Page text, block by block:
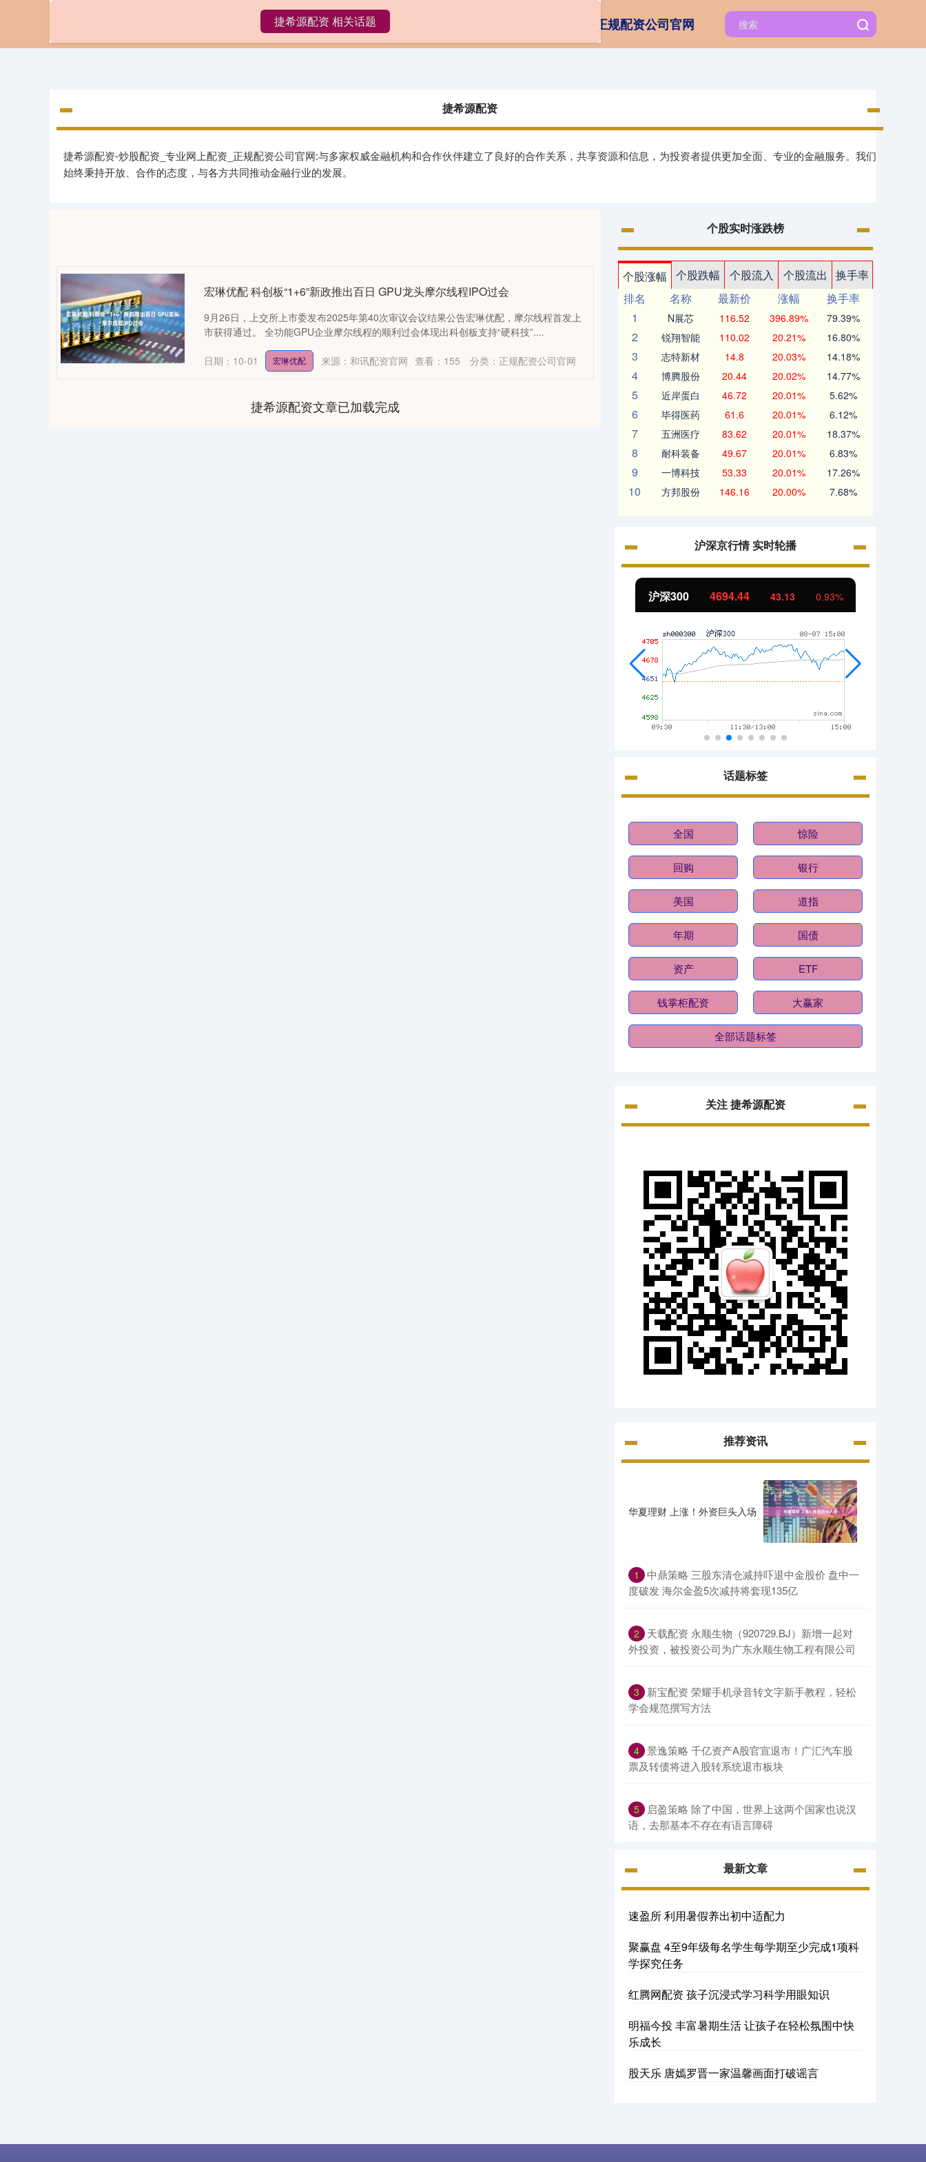
捷希源配资 正规配资公司官网
捷希源配资
捷希源配资-炒股配资_专业网上配资_正规配资公司官网:与多家权威金融机构和合作伙伴建立了良好的合作关系，共享资源和信息，为投资者提供更加全面、专业的金融服务。我们
始终秉持开放、合作的态度，与各方共同推动金融行业的发展。
捷希源配资 相关话题
宏琳优配 科创板“1+6”新政推出百日 GPU龙头摩尔线程IPO过会
9月26日，上交所上市委发布2025年第40次审议会议结果公告宏琳优配，摩尔线程首发上
市获得通过。 全功能GPU企业摩尔线程的顺利过会体现出科创板支持“硬科技”....
日期：10-01 宏琳优配 来源：和讯配资官网 查看： 155 分类： 正规配资公司官网
捷希源配资文章已加载完成
个股实时涨跌榜
个股涨幅 个股跌幅 个股流入 个股流出
换手率
排名
名称 最新价 涨幅
换手率
1
N展芯 116.52 396.89% 79.39%
2 锐翔智能 110.02 20.21% 16.80%
3 志特新材 14.8 20.03% 14.18%
4 博腾股份 20.44 20.02% 14.77%
5 近岸蛋白 46.72 20.01% 5.62%
6 毕得医药 61.6 20.01% 6.12%
7 五洲医疗 83.62 20.01% 18.37%
8 耐科装备 49.67 20.01% 6.83%
9 一博科技 53.33 20.01% 17.26%
10 方邦股份 146.16 20.00% 7.68%
沪深京行情 实时轮播
沪深300 4694.44 43.13 0.93%
话题标签
全国 惊险
回购 银行
美国 道指
年期 国债
资产 ETF
钱掌柜配资 大赢家
全部话题标签
关注 捷希源配资
推荐资讯
华夏理财 上涨！外资巨头入场
1
中鼎策略 三股东清仓减持吓退中金股价 盘中一
度破发 海尔金盈5次减持将套现135亿
2
天载配资 永顺生物（920729.BJ）新增一起对
外投资，被投资公司为广东永顺生物工程有限公司
3
新宝配资 荣耀手机录音转文字新手教程，轻松
学会规范撰写方法
4 景逸策略 千亿资产A股官宣退市！广汇汽车股
票及转债将进入股转系统退市板块
5
启盈策略 除了中国，世界上这两个国家也说汉
语，去那基本不存在有语言障碍
最新文章
速盈所 利用暑假养出初中适配力
聚赢盘 4至9年级每名学生每学期至少完成1项科
学探究任务
红腾网配资 孩子沉浸式学习科学用眼知识
明福今投 丰富暑期生活 让孩子在轻松氛围中快
乐成长
股天乐 唐嫣罗晋一家温馨画面打破谣言